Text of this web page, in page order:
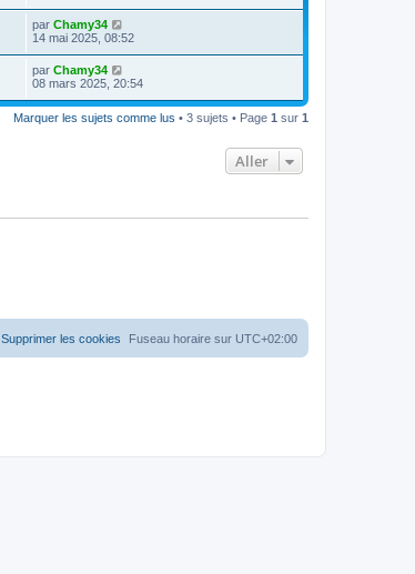
par Chamy34
14 mai 2025, 08:52
par Chamy34
08 mars 2025, 20:54
Marquer les sujets comme lus • 3 sujets • Page 1 sur 1
Aller
Fuseau horaire sur UTC+02:00
Supprimer les cookies